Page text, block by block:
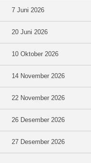
7 Juni 2026
20 Juni 2026
10 Oktober 2026
14 November 2026
22 November 2026
26 Desember 2026
27 Desember 2026